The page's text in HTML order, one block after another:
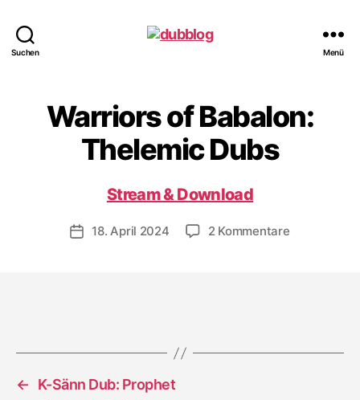
Suchen Menü
Warriors of Babalon:
Thelemic Dubs
Stream & Download
Veröffentlichungsdatum
18. April 2024 2 Kommentarezu
←
K-Sänn Dub: Prophet